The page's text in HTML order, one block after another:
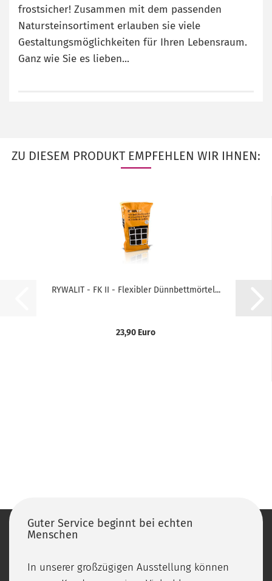
frostsicher! Zusammen mit dem passenden
Natursteinsortiment erlauben sie viele
Gestaltungsmöglichkeiten für Ihren Lebensraum.
Ganz wie Sie es lieben...
ZU DIESEM PRODUKT EMPFEHLEN WIR IHNEN:
RYWALIT - FK II - Flexibler Dünnbettmörtel...
23,90 Euro
Guter Service beginnt bei echten
Menschen
In unserer großzügigen Ausstellung können